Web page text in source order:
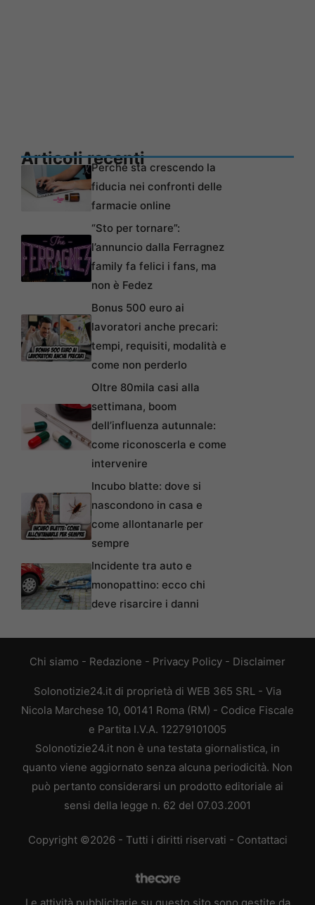
Articoli recentiPerché sta crescendo la
fiducia nei confronti delle
farmacie online
“Sto per tornare”:
l’annuncio dalla Ferragnez
family fa felici i fans, ma
non è Fedez
Bonus 500 euro ai
lavoratori anche precari:
tempi, requisiti, modalità e
come non perderlo
Oltre 80mila casi alla
settimana, boom
dell’influenza autunnale:
come riconoscerla e come
intervenire
Incubo blatte: dove si
nascondono in casa e
come allontanarle per
sempre
Incidente tra auto e
monopattino: ecco chi
deve risarcire i danni
Chi siamo - Redazione - Privacy Policy - Disclaimer
Solonotizie24.it di proprietà di WEB 365 SRL - Via
Nicola Marchese 10, 00141 Roma (RM) - Codice Fiscale
e Partita I.V.A. 12279101005
Solonotizie24.it non è una testata giornalistica, in
quanto viene aggiornato senza alcuna periodicità. Non
può pertanto considerarsi un prodotto editoriale ai
sensi della legge n. 62 del 07.03.2001
Copyright ©2026 - Tutti i diritti riservati - Contattaci
Le attività pubblicitarie su questo sito sono gestite da